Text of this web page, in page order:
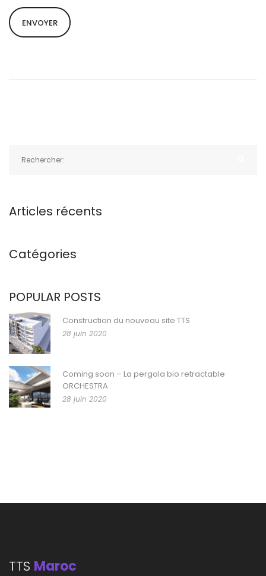
Articles récents
Catégories
POPULAR POSTS
Construction du nouveau site TTS
28 juin 2020
Coming soon – La pergola bio retractable
ORCHESTRA
28 juin 2020
TTS Maroc